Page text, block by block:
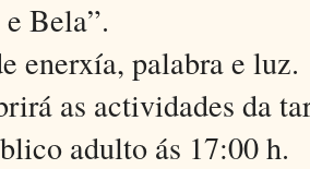
Bela”.
enerxía, palabra e luz.
as actividades da
adulto ás 17:00 h.